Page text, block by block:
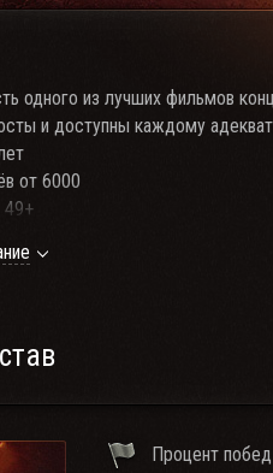
одного из лучших фильмов
и доступны каждому
от 6000
49+
2500+
ID:7614288
команде и повышать
олени,не желающие думать и
Процент побед